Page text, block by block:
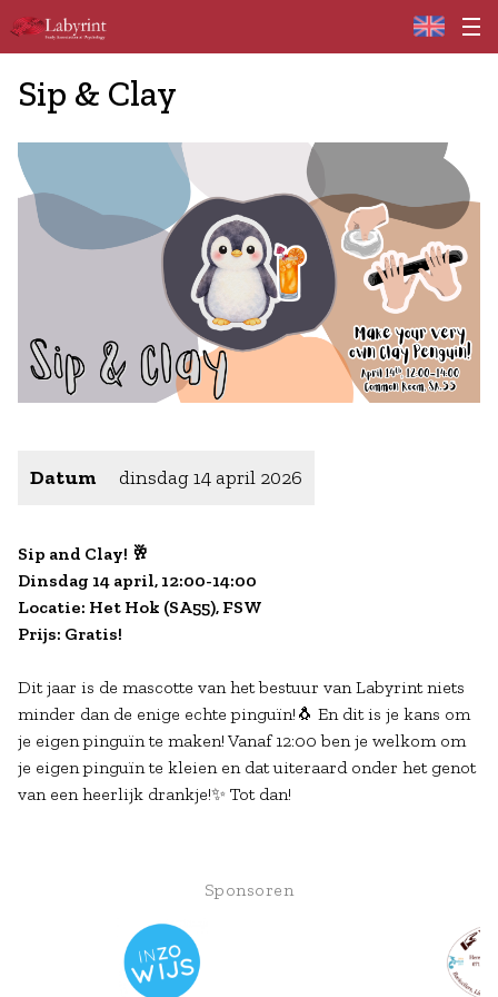
Home
Sip & Clay
Datum dinsdag 14 april 2026
Sip and Clay! 🥂
Dinsdag 14 april, 12:00-14:00
Locatie: Het Hok (SA55), FSW
Prijs: Gratis!
Dit jaar is de mascotte van het bestuur van Labyrint niets
minder dan de enige echte pinguïn!🐧 En dit is je kans om
je eigen pinguïn te maken! Vanaf 12:00 ben je welkom om
je eigen pinguïn te kleien en dat uiteraard onder het genot
van een heerlijk drankje!✨ Tot dan!
Sponsoren